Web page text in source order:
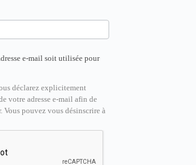
e-mail soit utilisée pour
déclarez explicitement
votre adresse e-mail afin de
Vous pouvez vous désinscrire à